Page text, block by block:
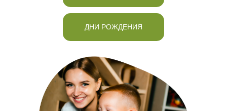
ДНИ РОЖДЕНИЯ